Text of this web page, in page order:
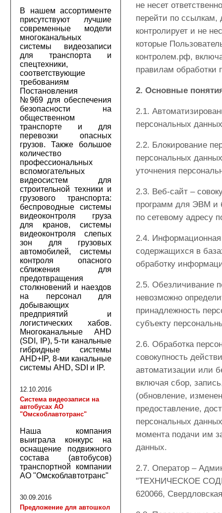
В нашем ассортименте
присутствуют лучшие
современные модели
многоканальных
системы видеозаписи
для транспорта и
спецтехники,
соответствующие
требованиям
Постановления
№969 для обеспечения
безопасности на
общественном
транспорте и для
перевозки опасных
грузов. Также большое
количество
профессиональных
вспомогательных
видеосистем для
строительной техники и
грузового транспорта:
беспроводные системы
видеоконтроля груза
для кранов, системы
видеоконтроля слепых
зон для грузовых
автомобилей, системы
контроля опасного
сближения для
предотвращения
столкновений и наездов
на персонал для
добывающих
предприятий и
логистических хабов.
Многоканальные AHD
(SDI, IP), 5-ти канальные
гибридные системы
AHD+IP, 8-ми канальные
системы AHD, SDI и IP.
12.10.2016
Система видеозаписи на
автобусах АО
"Омскоблавтотранс"
Наша компания
выиграла конкурс на
оснащение подвижного
состава (автобусов)
транспортной компании
АО "Омскоблавтотранс"
30.09.2016
Предложение для автошкол
не несет
перейти по ссылкам,
контролирует и не
которые
контролем.рф,
правилам обработки
2. Основные
2.1.
персональных
2.2. Блокирование
персональных
уточнения
2.3. Веб-сайт –
программ для ЭВМ и
по сетевому адресу
2.4.
содержащихся в
обработку
2.5. Обезличивание
невозможно
принадлежность
субъекту
2.6. Обработка
совокупность
автоматизации или
включая сбор,
(обновление,
предоставление,
персональных
момента подачи им
данных.
2.7. Оператор –
"ТЕХНИЧЕСКОЕ
620066,